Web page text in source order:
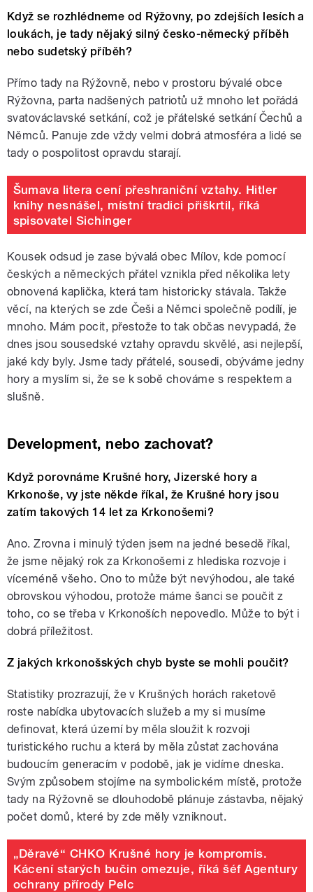
Když se rozhlédneme od Rýžovny, po zdejších lesích a
loukách, je tady nějaký silný česko-německý příběh
nebo sudetský příběh?
Přímo tady na Rýžovně, nebo v prostoru bývalé obce
Rýžovna, parta nadšených patriotů už mnoho let pořádá
svatováclavské setkání, což je přátelské setkání Čechů a
Němců. Panuje zde vždy velmi dobrá atmosféra a lidé se
tady o pospolitost opravdu starají.
Šumava litera cení přeshraniční vztahy. Hitler
knihy nesnášel, místní tradici přiškrtil, říká
spisovatel Sichinger
Kousek odsud je zase bývalá obec Mílov, kde pomocí
českých a německých přátel vznikla před několika lety
obnovená kaplička, která tam historicky stávala. Takže
věcí, na kterých se zde Češi a Němci společně podílí, je
mnoho. Mám pocit, přestože to tak občas nevypadá, že
dnes jsou sousedské vztahy opravdu skvělé, asi nejlepší,
jaké kdy byly. Jsme tady přátelé, sousedi, obýváme jedny
hory a myslím si, že se k sobě chováme s respektem a
slušně.
Development, nebo zachovat?
Když porovnáme Krušné hory, Jizerské hory a
Krkonoše, vy jste někde říkal, že Krušné hory jsou
zatím takových 14 let za Krkonošemi?
Ano. Zrovna i minulý týden jsem na jedné besedě říkal,
že jsme nějaký rok za Krkonošemi z hlediska rozvoje i
víceméně všeho. Ono to může být nevýhodou, ale také
obrovskou výhodou, protože máme šanci se poučit z
toho, co se třeba v Krkonoších nepovedlo. Může to být i
dobrá příležitost.
Z jakých krkonošských chyb byste se mohli poučit?
Statistiky prozrazují, že v Krušných horách raketově
roste nabídka ubytovacích služeb a my si musíme
definovat, která území by měla sloužit k rozvoji
turistického ruchu a která by měla zůstat zachována
budoucím generacím v podobě, jak je vidíme dneska.
Svým způsobem stojíme na symbolickém místě, protože
tady na Rýžovně se dlouhodobě plánuje zástavba, nějaký
počet domů, které by zde měly vzniknout.
„Děravé“ CHKO Krušné hory je kompromis.
Kácení starých bučin omezuje, říká šéf Agentury
ochrany přírody Pelc